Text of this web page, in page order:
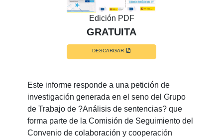
Edición PDF
GRATUITA
DESCARGAR
Este informe responde a una petición de
investigación generada en el seno del Grupo
de Trabajo de ?Análisis de sentencias? que
forma parte de la Comisión de Seguimiento del
Convenio de colaboración y cooperación